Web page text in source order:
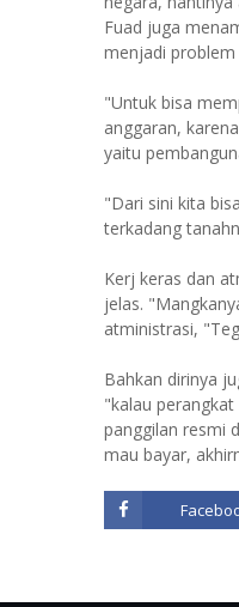
Fuad juga
menjadi problem
"Untuk bisa
anggaran,
yaitu
"Dari sini kita
terkadang
Kerj keras dan
jelas.
atministrasi,
Bahkan dirinya
"kalau
panggilan resmi
mau bayar,